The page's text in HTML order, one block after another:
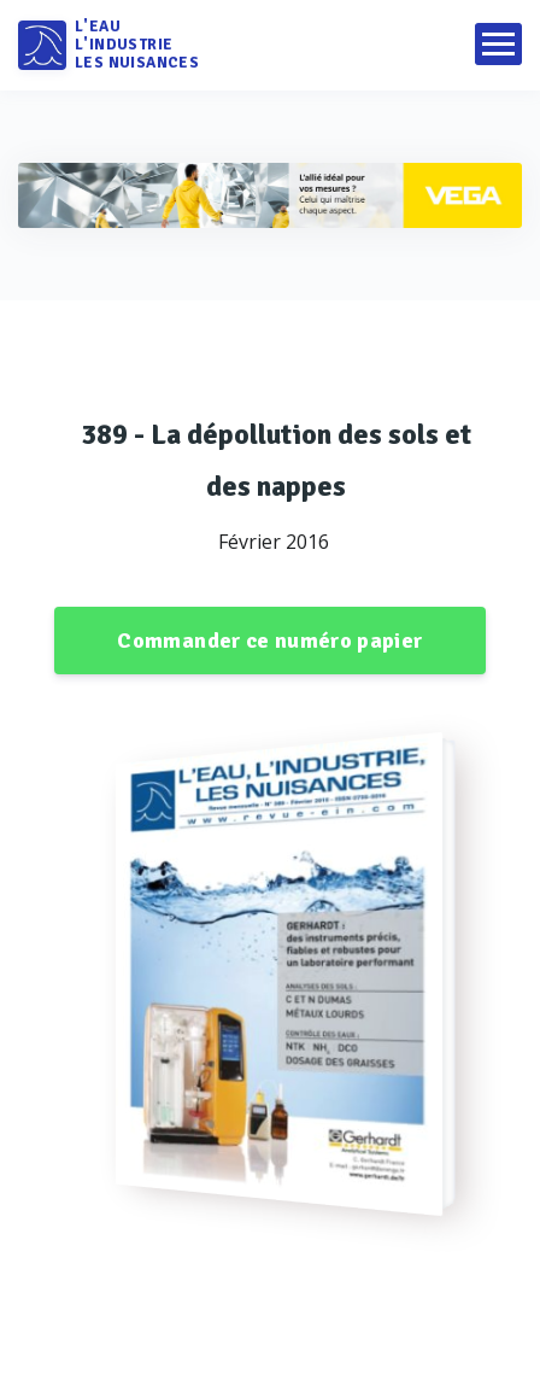
L'EAU
L'INDUSTRIE
LES NUISANCES
389 - La dépollution des sols et
des nappes
Février 2016
Commander ce numéro papier